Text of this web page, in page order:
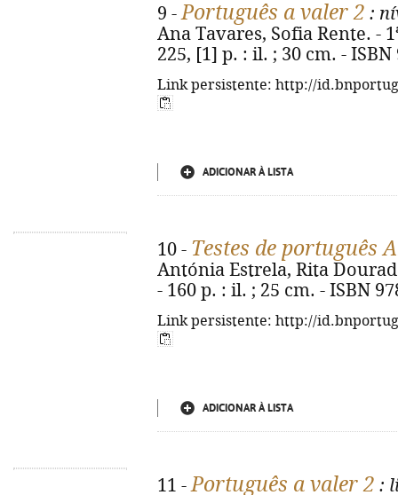
9 -Português a valer 2 :
Ana Tavares, Sofia Rente. -
225, [1] p. : il. ; 30 cm. - ISBN
Link persistente: http://
ADICIONAR À LISTA
10 - Testes de português
Antónia Estrela, Rita
- 160 p. : il. ; 25 cm. - ISBN
Link persistente: http://
ADICIONAR À LISTA
11 -Português a valer 2 :